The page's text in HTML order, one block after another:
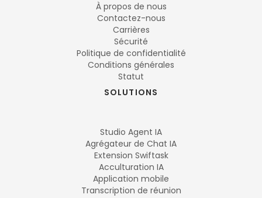
À propos de nous
Contactez-nous
Carrières
Sécurité
Politique de confidentialité
Conditions générales
Statut
SOLUTIONS
Studio Agent IA
Agrégateur de Chat IA
Extension Swiftask
Acculturation IA
Application mobile
Transcription de réunion